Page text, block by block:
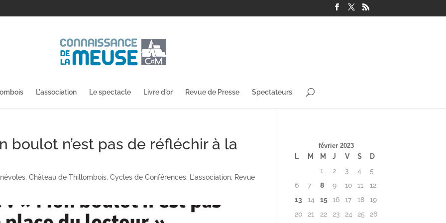
L'association Le spectacle Livre d'or Revue de Presse Spectateurs
boulot n’est pas de réfléchir à la
,Château de Thillombois,Cycles de Conférences, L'association, Revue
février 2023
L M M J V S
D
1
2 3 4
5
6
7 8 9 10 11
12
13
14 15 16 17 18
19
20
21 22 23 24 25 26